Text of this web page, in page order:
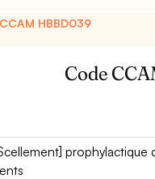
CCAM HBBD039
Code
prophylactique